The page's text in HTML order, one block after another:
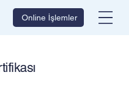
Online İşlemler